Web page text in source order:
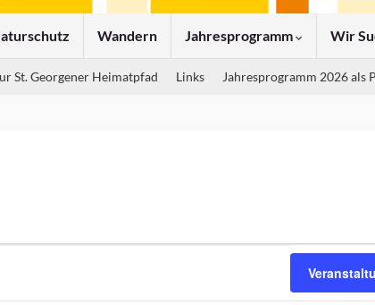
Wandern Jahresprogramm Wir
St. Georgener Heimatpfad Links Jahresprogramm 2026 als
28. Juni 2026